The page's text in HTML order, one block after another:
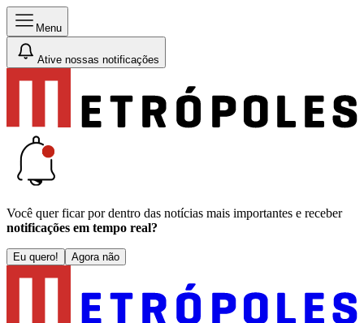
Menu
Ative nossas notificações
Você quer ficar por dentro das notícias mais importantes e receber
notificações em tempo real?
Eu quero! Agora não